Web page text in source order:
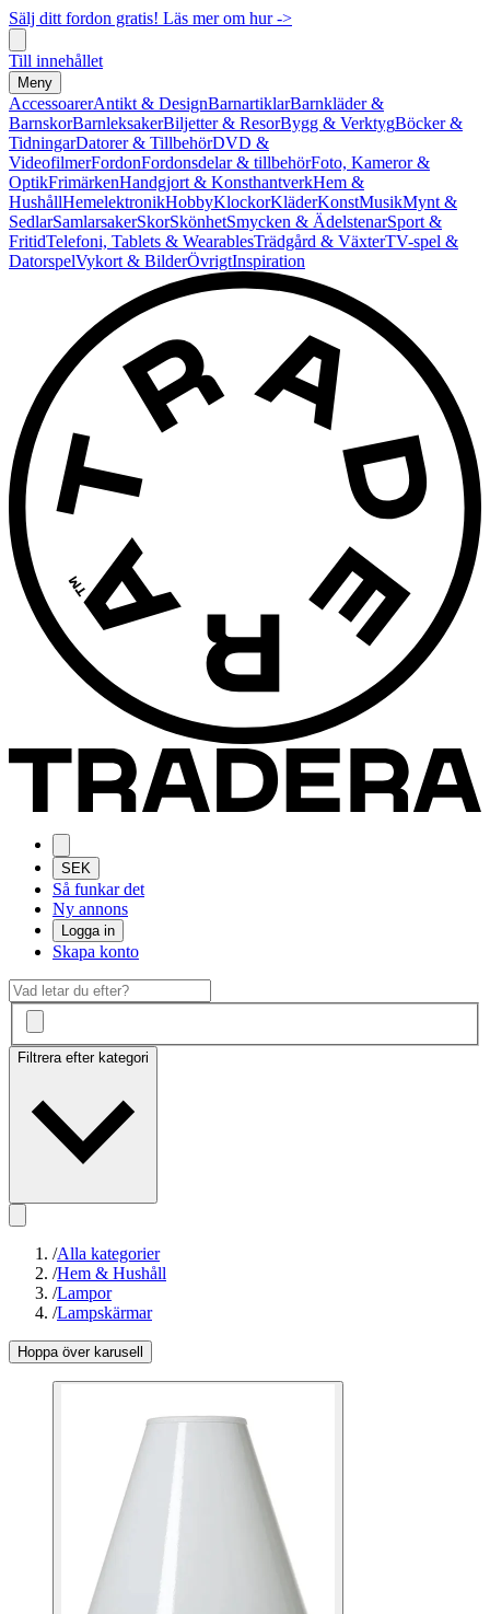
Sälj ditt fordon gratis! Läs mer om hur ->
Till innehållet
Meny
AccessoarerAntikt & DesignBarnartiklarBarnkläder &
BarnskorBarnleksakerBiljetter & ResorBygg & VerktygBöcker &
TidningarDatorer & TillbehörDVD &
VideofilmerFordonFordonsdelar & tillbehörFoto, Kameror &
OptikFrimärkenHandgjort & KonsthantverkHem &
HushållHemelektronikHobbyKlockorKläderKonstMusikMynt &
SedlarSamlarsakerSkorSkönhetSmycken & ÄdelstenarSport &
FritidTelefoni, Tablets & WearablesTrädgård & VäxterTV-spel &
DatorspelVykort & BilderÖvrigtInspiration
SEK
Så funkar det
Ny annons
Logga in
Skapa konto
Filtrera efter kategori
/Alla kategorier
/Hem & Hushåll
/Lampor
/Lampskärmar
Hoppa över karusell